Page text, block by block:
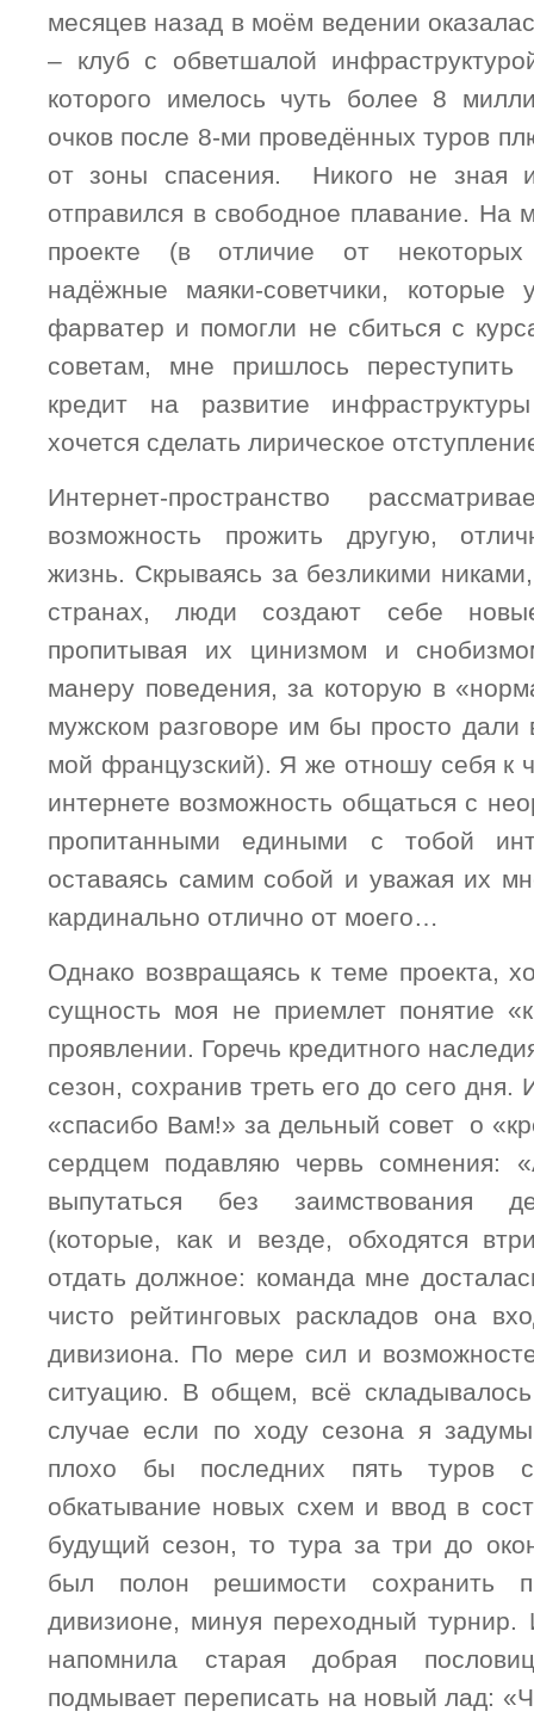
месяцев назад в моём ведении
– клуб с обветшалой
которого имелось чуть более 8
очков после 8-ми проведённых туров
от зоны спасения. Никого не зная
отправился в свободное плавание. На
проекте (в отличие от некоторых
надёжные маяки-советчики, которые
фарватер и помогли не сбиться с
советам, мне пришлось
кредит на развитие
хочется сделать лирическое
Интернет-пространство
возможность прожить другую,
жизнь. Скрываясь за безликими
странах, люди создают себе
пропитывая их цинизмом и
манеру поведения, за которую в
мужском разговоре им бы просто дали
мой французский). Я же отношу себя к
интернете возможность общаться с
пропитанными едиными с тобой
оставаясь самим собой и уважая их
кардинально отлично от моего…
Однако возвращаясь к теме проекта,
сущность моя не приемлет понятие
проявлении. Горечь кредитного
сезон, сохранив треть его до сего
«спасибо Вам!» за дельный совет о
сердцем подавляю червь сомнения:
выпутаться без заимствования
(которые, как и везде, обходятся
отдать должное: команда мне
чисто рейтинговых раскладов она
дивизиона. По мере сил и
ситуацию. В общем, всё
случае если по ходу сезона я
плохо бы последних пять туров
обкатывание новых схем и ввод в
будущий сезон, то тура за три до
был полон решимости сохранить
дивизионе, минуя переходный
напомнила старая добрая
подмывает переписать на новый лад: